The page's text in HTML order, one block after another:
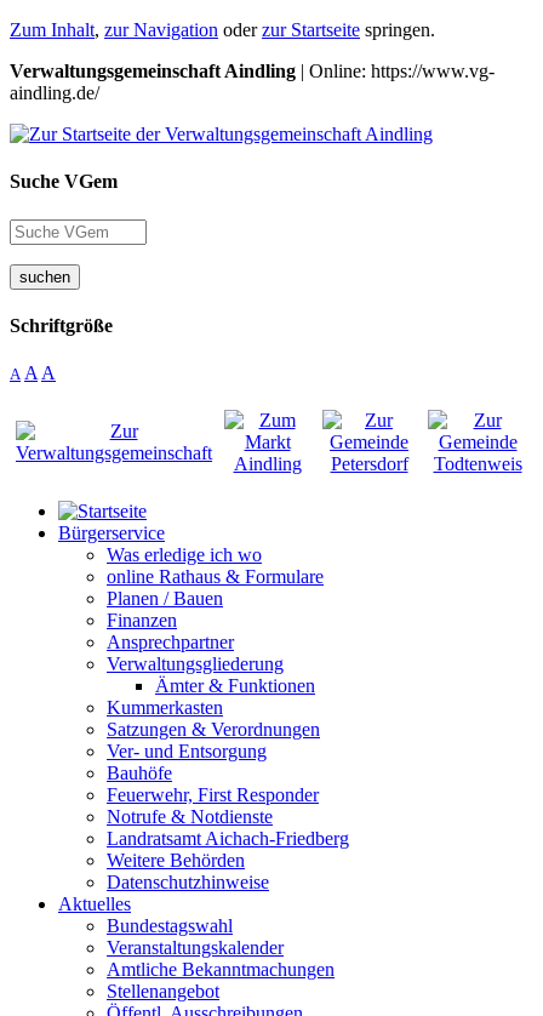
Zum Inhalt, zur Navigation oderzur Startseite springen.
Verwaltungsgemeinschaft Aindling | Online: https://www.vg-
aindling.de/
Suche VGem
suchen
Schriftgröße
A A A
Bürgerservice
Was erledige ich wo
online Rathaus & Formulare
Planen / Bauen
Finanzen
Ansprechpartner
Verwaltungsgliederung
Ämter & Funktionen
Kummerkasten
Satzungen & Verordnungen
Ver- und Entsorgung
Bauhöfe
Feuerwehr, First Responder
Notrufe & Notdienste
Landratsamt Aichach-Friedberg
Weitere Behörden
Datenschutzhinweise
Aktuelles
Bundestagswahl
Veranstaltungskalender
Amtliche Bekanntmachungen
Stellenangebot